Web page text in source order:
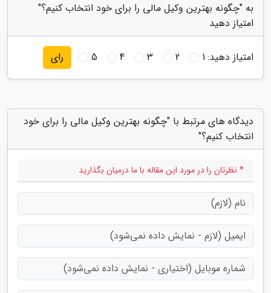
به "چگونه بهترین وکیل مالی را برای خود انتخاب کنیم؟"
امتیاز دهید
امتیاز دهید:1
2
3
4
5 رای
دیدگاه های مرتبط با "چگونه بهترین وکیل مالی را برای خود
انتخاب کنیم؟"
* نظرتان را در مورد این مقاله با ما درمیان بگذارید